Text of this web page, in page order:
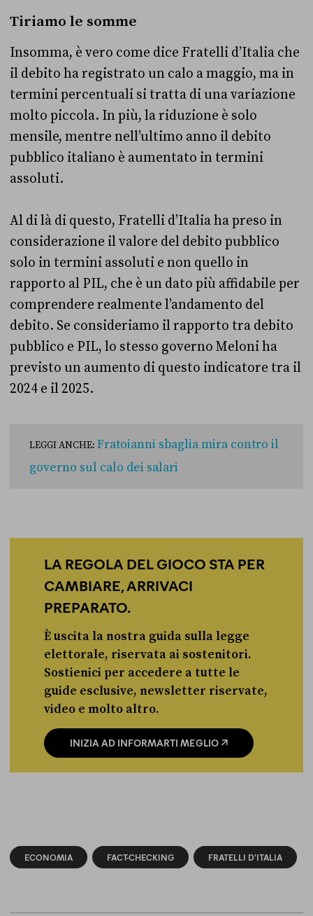
Tiriamo le somme
Insomma, è vero come dice Fratelli d’Italia che
il debito ha registrato un calo a maggio, ma in
termini percentuali si tratta di una variazione
molto piccola. In più, la riduzione è solo
mensile, mentre nell’ultimo anno il debito
pubblico italiano è aumentato in termini
assoluti.
Al di là di questo, Fratelli d’Italia ha preso in
considerazione il valore del debito pubblico
solo in termini assoluti e non quello in
rapporto al PIL, che è un dato più affidabile per
comprendere realmente l’andamento del
debito. Se consideriamo il rapporto tra debito
pubblico e PIL, lo stesso governo Meloni ha
previsto un aumento di questo indicatore tra il
2024 e il 2025.
LEGGI ANCHE: Fratoianni sbaglia mira contro il
governo sul calo dei salari
LA REGOLA DEL GIOCO STA PER
CAMBIARE, ARRIVACI
PREPARATO.
È uscita la nostra guida sulla legge
elettorale, riservata ai sostenitori.
Sostienici per accedere a tutte le
guide esclusive, newsletter riservate,
video e molto altro.
INIZIA AD INFORMARTI MEGLIO
ECONOMIA FACT-CHECKING FRATELLI D'ITALIA